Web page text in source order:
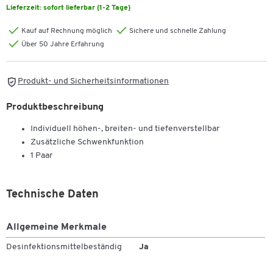
Lieferzeit: sofort lieferbar (1-2 Tage)
Kauf auf Rechnung möglich
Sichere und schnelle Zahlung
Über 50 Jahre Erfahrung
Produkt- und Sicherheitsinformationen
Produktbeschreibung
Individuell höhen-, breiten- und tiefenverstellbar
Zusätzliche Schwenkfunktion
1 Paar
Technische Daten
Allgemeine Merkmale
Desinfektionsmittelbeständig Ja